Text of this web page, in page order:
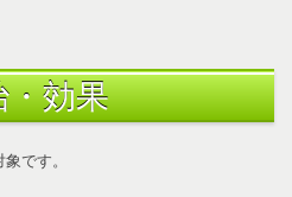
・効果
です。